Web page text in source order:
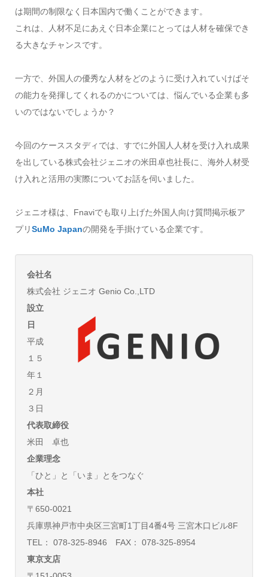
は期間の制限なく日本国内で働くことができます。
これは、人材不足にあえぐ日本企業にとっては人材を確保でき
る大きなチャンスです。
一方で、外国人の優秀な人材をどのように受け入れていけばそ
の能力を発揮してくれるのかについては、悩んでいる企業も多
いのではないでしょうか？
今回のケーススタディでは、すでに外国人人材を受け入れ成果
を出している株式会社ジェニオの米田卓也社長に、海外人材受
け入れと活用の実際についてお話を伺いました。
ジェニオ様は、Fnaviでも取り上げた外国人向け質問掲示板ア
プリSuMo Japanの開発を手掛けている企業です。
会社名
株式会社 ジェニオ Genio Co.,LTD
設立
日
平成
１５
年１
２月
３日
代表取締役
米田 卓也
企業理念
「ひと」と「いま」とをつなぐ
本社
〒650-0021
兵庫県神戸市中央区三宮町1丁目4番4号 三宮木口ビル8F
TEL： 078-325-8946 FAX： 078-325-8954
東京支店